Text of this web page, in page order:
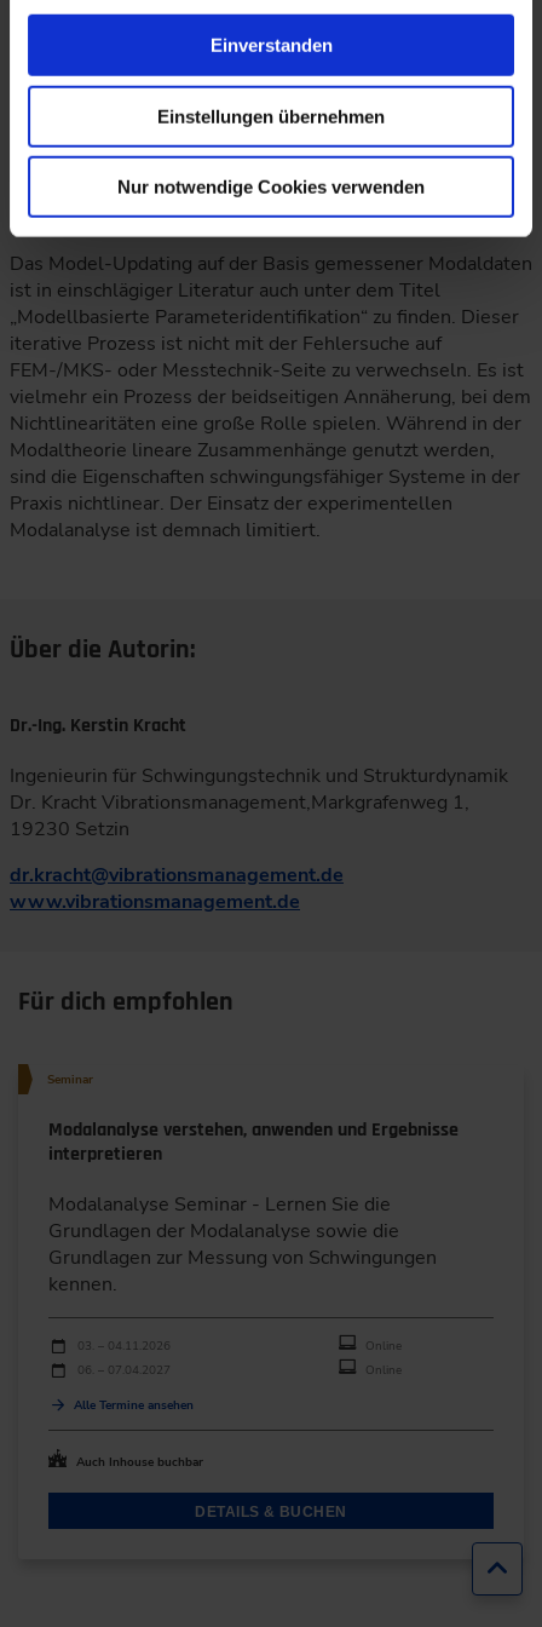
Einverstanden
Einstellungen übernehmen
Nur notwendige Cookies verwenden
Allerdings ist auch in der experimentellen Modalanalyse
die Modellfrage zu klären. Zum einen was das physische
Modell anbelangt, wie z.B. die Festlegung der
Randbedingungen (Lagerung), unter denen die Messungen
durchgeführt werden. Zum anderen steckt hinter der
Bestimmung der modalen Größen ein theoretisches
Modell. Hier könnte die Kardinalfrage „SDOF-Amplitude
Picking oder MDOF-Complex Exponential Fit?“ lauten.
Das Model-Updating auf der Basis gemessener Modaldaten
ist in einschlägiger Literatur auch unter dem Titel
„Modellbasierte Parameteridentifikation“ zu finden. Dieser
iterative Prozess ist nicht mit der Fehlersuche auf
FEM-/MKS- oder Messtechnik-Seite zu verwechseln. Es ist
vielmehr ein Prozess der beidseitigen Annäherung, bei dem
Nichtlinearitäten eine große Rolle spielen. Während in der
Modaltheorie lineare Zusammenhänge genutzt werden,
sind die Eigenschaften schwingungsfähiger Systeme in der
Praxis nichtlinear. Der Einsatz der experimentellen
Modalanalyse ist demnach limitiert.
Über die Autorin:
Dr.-Ing. Kerstin Kracht
Ingenieurin für Schwingungstechnik und Strukturdynamik
Dr. Kracht Vibrationsmanagement,Markgrafenweg 1,
19230 Setzin
dr.kracht@vibrationsmanagement.de
www.vibrationsmanagement.de
Für dich empfohlen
Seminar
Modalanalyse verstehen, anwenden und Ergebnisse
interpretieren
Modalanalyse Seminar - Lernen Sie die
Grundlagen der Modalanalyse sowie die
Grundlagen zur Messung von Schwingungen
kennen.
Durchführungen
Veranstaltungsdatum
03. – 04.11.2026
Online
06. – 07.04.2027
Online
Alle Termine ansehen
Auch Inhouse buchbar
DETAILS & BUCHEN